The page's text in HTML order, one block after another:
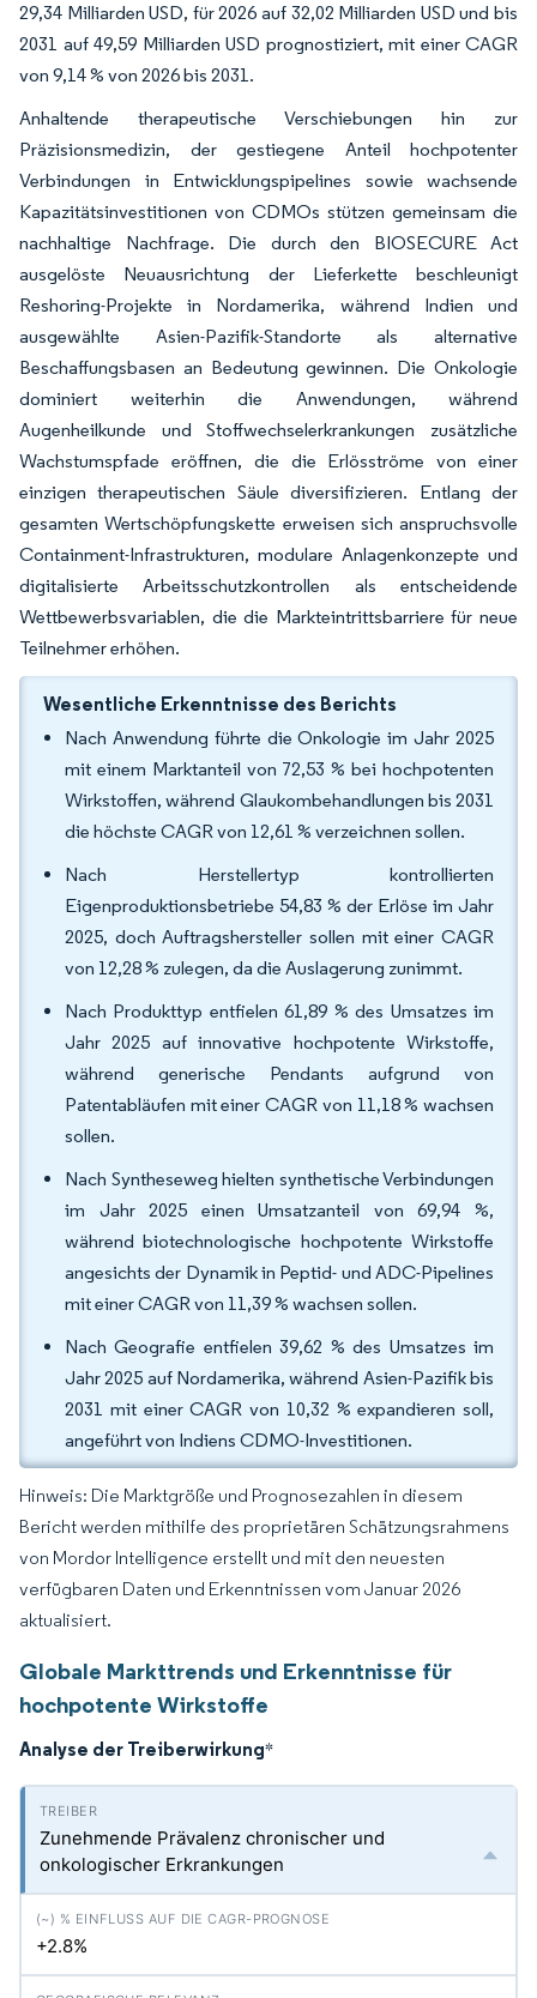
29,34 Milliarden USD, für 2026 auf 32,02 Milliarden USD und bis
2031 auf 49,59 Milliarden USD prognostiziert, mit einer CAGR
von 9,14 % von 2026 bis 2031.
Anhaltende therapeutische Verschiebungen hin zur
Präzisionsmedizin, der gestiegene Anteil hochpotenter
Verbindungen in Entwicklungspipelines sowie wachsende
Kapazitätsinvestitionen von CDMOs stützen gemeinsam die
nachhaltige Nachfrage. Die durch den BIOSECURE Act
ausgelöste Neuausrichtung der Lieferkette beschleunigt
Reshoring-Projekte in Nordamerika, während Indien und
ausgewählte Asien-Pazifik-Standorte als alternative
Beschaffungsbasen an Bedeutung gewinnen. Die Onkologie
dominiert weiterhin die Anwendungen, während
Augenheilkunde und Stoffwechselerkrankungen zusätzliche
Wachstumspfade eröffnen, die die Erlösströme von einer
einzigen therapeutischen Säule diversifizieren. Entlang der
gesamten Wertschöpfungskette erweisen sich anspruchsvolle
Containment-Infrastrukturen, modulare Anlagenkonzepte und
digitalisierte Arbeitsschutzkontrollen als entscheidende
Wettbewerbsvariablen, die die Markteintrittsbarriere für neue
Teilnehmer erhöhen.
Wesentliche Erkenntnisse des Berichts
Nach Anwendung führte die Onkologie im Jahr 2025
mit einem Marktanteil von 72,53 % bei hochpotenten
Wirkstoffen, während Glaukombehandlungen bis 2031
die höchste CAGR von 12,61 % verzeichnen sollen.
Nach Herstellertyp kontrollierten
Eigenproduktionsbetriebe 54,83 % der Erlöse im Jahr
2025, doch Auftragshersteller sollen mit einer CAGR
von 12,28 % zulegen, da die Auslagerung zunimmt.
Nach Produkttyp entfielen 61,89 % des Umsatzes im
Jahr 2025 auf innovative hochpotente Wirkstoffe,
während generische Pendants aufgrund von
Patentabläufen mit einer CAGR von 11,18 % wachsen
sollen.
Nach Syntheseweg hielten synthetische Verbindungen
im Jahr 2025 einen Umsatzanteil von 69,94 %,
während biotechnologische hochpotente Wirkstoffe
angesichts der Dynamik in Peptid- und ADC-Pipelines
mit einer CAGR von 11,39 % wachsen sollen.
Nach Geografie entfielen 39,62 % des Umsatzes im
Jahr 2025 auf Nordamerika, während Asien-Pazifik bis
2031 mit einer CAGR von 10,32 % expandieren soll,
angeführt von Indiens CDMO-Investitionen.
Hinweis: Die Marktgröße und Prognosezahlen in diesem
Bericht werden mithilfe des proprietären Schätzungsrahmens
von Mordor Intelligence erstellt und mit den neuesten
verfügbaren Daten und Erkenntnissen vom Januar 2026
aktualisiert.
Globale Markttrends und Erkenntnisse für
hochpotente Wirkstoffe
Analyse der Treiberwirkung*
Zunehmende Prävalenz chronischer und
onkologischer Erkrankungen
+2.8%